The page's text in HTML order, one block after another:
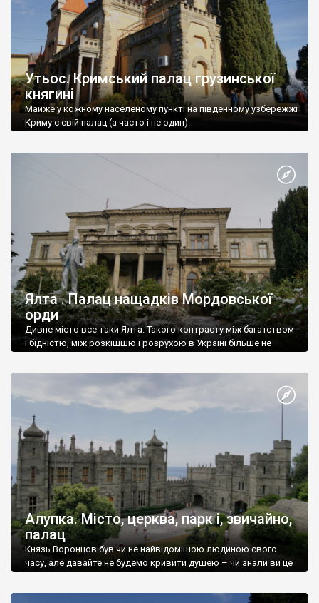
Утьос. Кримський палац грузинської
княгині
Майже у кожному населеному пункті на південному узбережжі
Криму є свій палац (а часто і не один).
Ялта . Палац нащадків Мордовської
орди
Дивне місто все таки Ялта. Такого контрасту між багатством
і бідністю, між розкішшю і розрухою в Україні більше не
Алупка. Місто, церква, парк і, звичайно,
палац
Князь Воронцов був чи не найвідомішою людиною свого
часу, але давайте не будемо кривити душею – чи знали ви це